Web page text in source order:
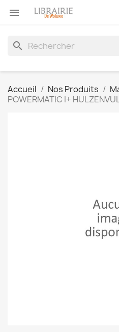

search
Accueil Nos Produits
POWERMATIC I+